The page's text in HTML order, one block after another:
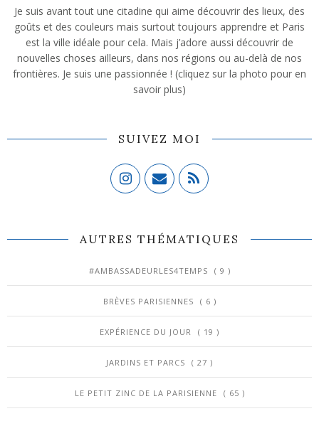
Je suis avant tout une citadine qui aime découvrir des lieux, des
goûts et des couleurs mais surtout toujours apprendre et Paris
est la ville idéale pour cela. Mais j’adore aussi découvrir de
nouvelles choses ailleurs, dans nos régions ou au-delà de nos
frontières. Je suis une passionnée ! (cliquez sur la photo pour en
savoir plus)
SUIVEZ MOI
AUTRES THÉMATIQUES
#AMBASSADEURLES4TEMPS ( 9 )
BRÈVES PARISIENNES ( 6 )
EXPÉRIENCE DU JOUR ( 19 )
JARDINS ET PARCS ( 27 )
LE PETIT ZINC DE LA PARISIENNE ( 65 )